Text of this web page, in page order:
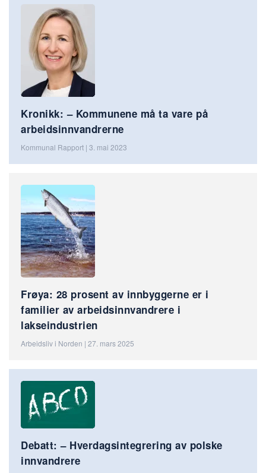
Kronikk: – Kommunene må ta vare på
arbeidsinnvandrerne
Kommunal Rapport | 3. mai 2023
Frøya: 28 prosent av innbyggerne er i
familier av arbeidsinnvandrere i
lakseindustrien
Arbeidsliv i Norden | 27. mars 2025
Debatt: – Hverdagsintegrering av polske
innvandrere